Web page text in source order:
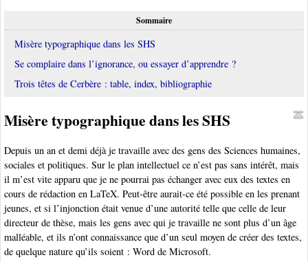
Sommaire
Misère typographique dans les SHS
Se complaire dans l’ignorance, ou essayer d’apprendre ?
Trois têtes de Cerbère : table, index, bibliographie
Misère typographique dans les SHS
Depuis un an et demi déjà je travaille avec des gens des Sciences humaines,
sociales et politiques. Sur le plan intellectuel ce n’est pas sans intérêt, mais
il m’est vite apparu que je ne pourrai pas échanger avec eux des textes en
cours de rédaction en LaTeX. Peut-être aurait-ce été possible en les prenant
jeunes, et si l’injonction était venue d’une autorité telle que celle de leur
directeur de thèse, mais les gens avec qui je travaille ne sont plus d’un âge
malléable, et ils n’ont connaissance que d’un seul moyen de créer des textes,
de quelque nature qu’ils soient : Word de Microsoft.